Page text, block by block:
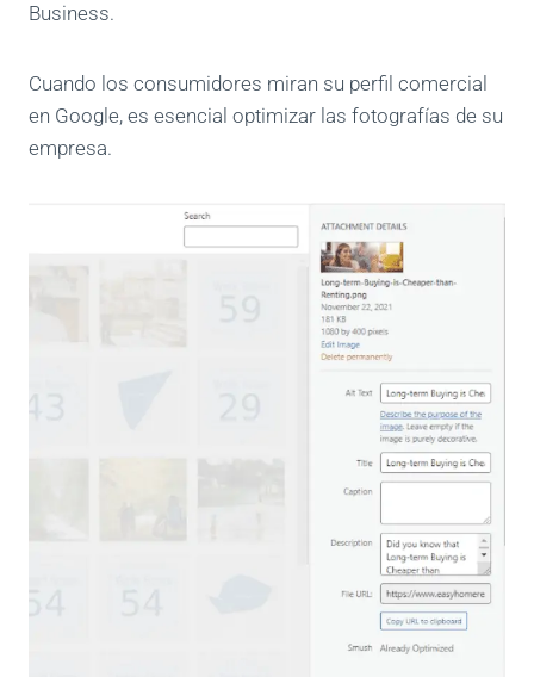
Business.
Cuando los consumidores miran su perfil comercial
en Google, es esencial optimizar las fotografías de su
empresa.